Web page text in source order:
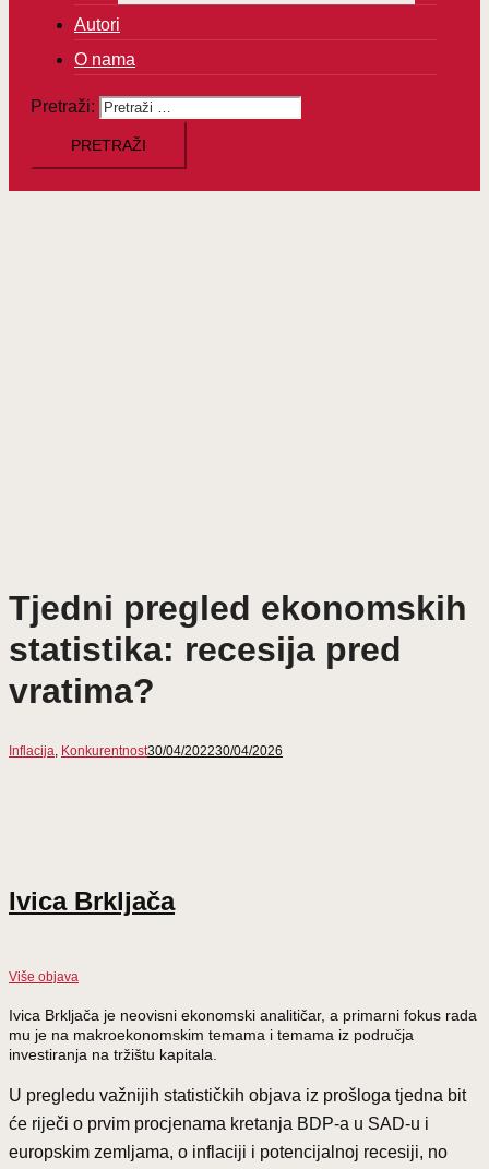
Autori
O nama
Pretraži:
Tjedni pregled ekonomskih
statistika: recesija pred
vratima?
Inflacija, Konkurentnost30/04/202230/04/2026
Ivica Brkljača
Više objava
Ivica Brkljača je neovisni ekonomski analitičar, a primarni fokus rada
mu je na makroekonomskim temama i temama iz područja
investiranja na tržištu kapitala.
U pregledu važnijih statističkih objava iz prošloga tjedna bit
će riječi o prvim procjenama kretanja BDP-a u SAD-u i
europskim zemljama, o inflaciji i potencijalnoj recesiji, no